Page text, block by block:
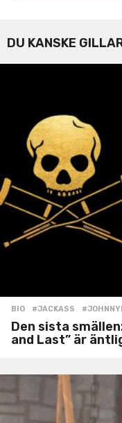
n
DU KANSKE
BIO #JACKASS ,
Den sista
and Last” är